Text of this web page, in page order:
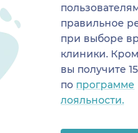
правильное
при выборе
клиники.
вы получите
по программе
лояльности.